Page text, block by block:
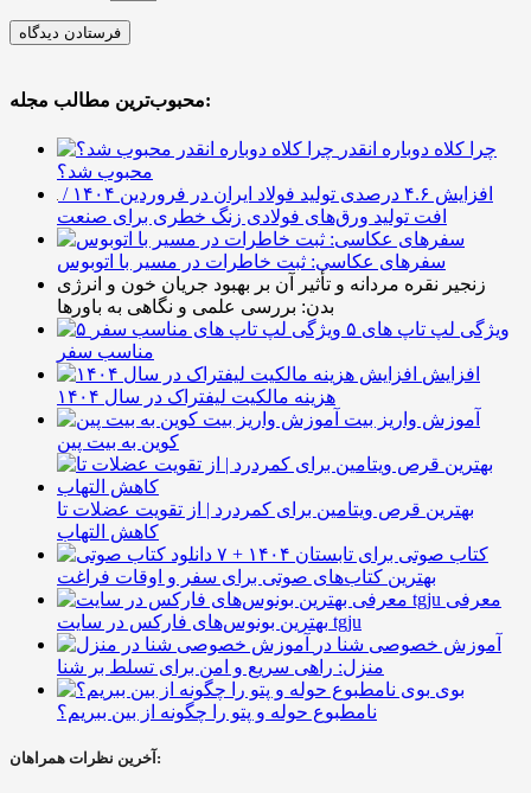
محبوب‌ترین مطالب مجله:
چرا کلاه دوباره انقدر
محبوب شد؟
افزایش ۴.۶ درصدی تولید فولاد ایران در فروردین ۱۴۰۴ /
افت تولید ورق‌های فولادی زنگ خطری برای صنعت
سفرهای عکاسی: ثبت خاطرات در مسیر با اتوبوس
زنجیر نقره مردانه و تأثیر آن بر بهبود جریان خون و انرژی
بدن: بررسی علمی و نگاهی به باورها
۵ ویژگی لپ تاپ های
مناسب سفر
افزایش
هزینه مالکیت لیفتراک در سال ۱۴۰۴
آموزش واریز بیت
کوین به بیت پین
بهترین قرص ویتامین برای کمردرد | از تقویت عضلات تا
کاهش التهاب
۷ کتاب صوتی برای تابستان ۱۴۰۴ +
بهترین کتاب‌های صوتی برای سفر و اوقات فراغت
معرفی
بهترین بونوس‌های فارکس در سایت tgju
آموزش خصوصی شنا در
منزل: راهی سریع و امن برای تسلط بر شنا
بوی
نامطبوع حوله و پتو را چگونه از بین ببریم؟
آخرین نظرات همراهان: